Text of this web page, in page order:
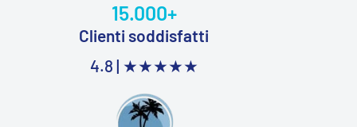
15.000+
Clienti soddisfatti
4.8 | ★★★★★